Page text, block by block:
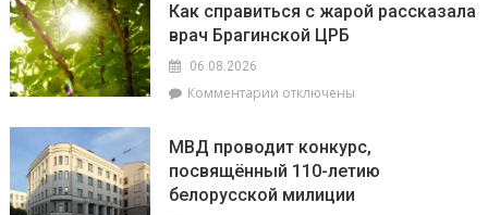
Беларуси
обновлен
пунктов,
в
зоне
радиоактивного
загрязнения
Как справиться с жарой рассказала
врач Брагинской ЦРБ
06.08.2026
Комментарии к
справиться
с
жарой
отключены
МВД проводит конкурс,
посвящённый 110-летию
белорусской милиции